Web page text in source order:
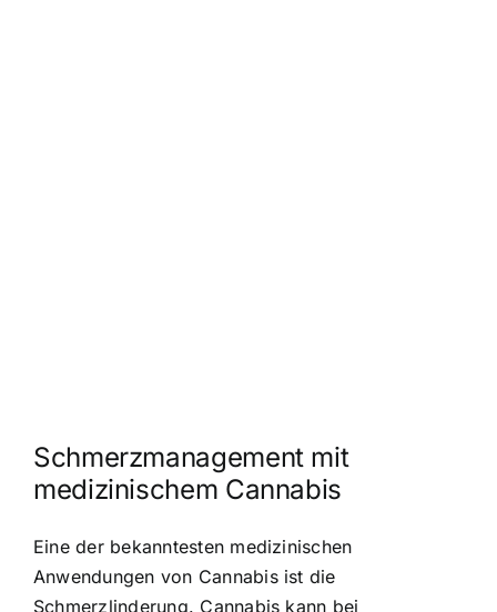
Schmerzmanagement mit
medizinischem Cannabis
Eine der bekanntesten medizinischen
Anwendungen von Cannabis ist die
Schmerzlinderung. Cannabis kann bei